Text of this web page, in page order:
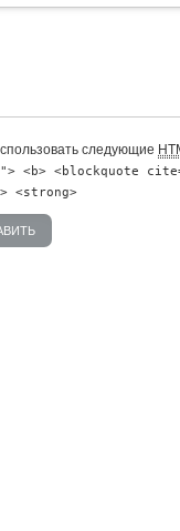
следующие
<b> <blockquote
<strong>